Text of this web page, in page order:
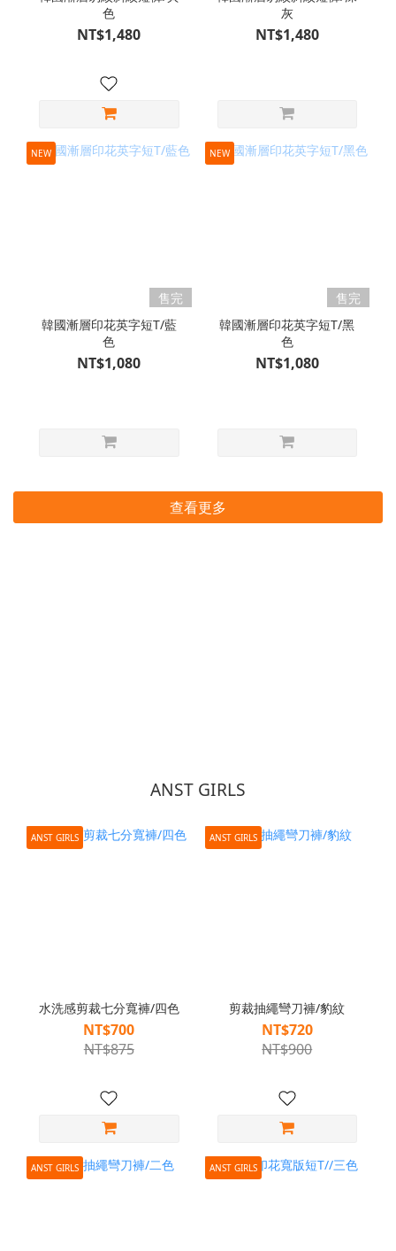
色
NT$1,480
灰
NT$1,480
NEW
售完
韓國漸層印花英字短T/藍
色
NT$1,080
NEW
售完
韓國漸層印花英字短T/黑
色
NT$1,080
查看更多
ANST GIRLS
ANST GIRLS
水洗感剪裁七分寬褲/四色
NT$700
NT$875
ANST GIRLS
剪裁抽繩彎刀褲/豹紋
NT$720
NT$900
ANST GIRLS ANST GIRLS